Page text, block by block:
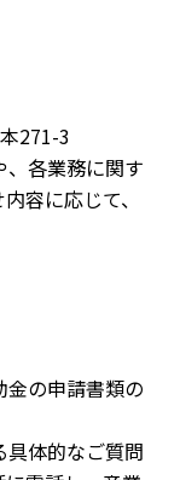
271-3
各業務に関す
容に応じて、
の申請書類の
体的なご質問